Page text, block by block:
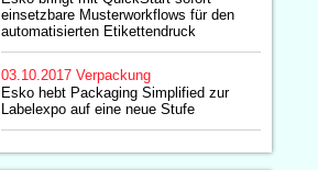
einsetzbare Musterworkflows für den
automatisierten Etikettendruck
03.10.2017 Verpackung
Esko hebt Packaging Simplified zur
Labelexpo auf eine neue Stufe